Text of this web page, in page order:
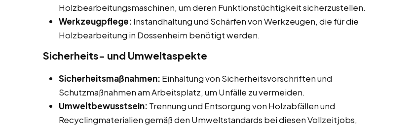
Holzbearbeitungsmaschinen, um deren Funktionstüchtigkeit sicherzustellen.
Werkzeugpflege: Instandhaltung und Schärfen von Werkzeugen, die für die
Holzbearbeitung in Dossenheim benötigt werden.
Sicherheits- und Umweltaspekte
Sicherheitsmaßnahmen: Einhaltung von Sicherheitsvorschriften und
Schutzmaßnahmen am Arbeitsplatz, um Unfälle zu vermeiden.
Umweltbewusstsein: Trennung und Entsorgung von Holzabfällen und
Recyclingmaterialien gemäß den Umweltstandards bei diesen Vollzeitjobs,